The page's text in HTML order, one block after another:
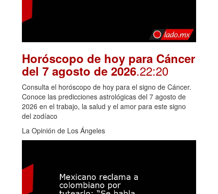
Horóscopo de hoy para Cáncer
del 7 agosto de 2026.22:20
Consulta el horóscopo de hoy para el signo de Cáncer.
Conoce las predicciones astrológicas del 7 agosto de
2026 en el trabajo, la salud y el amor para este signo
del zodíaco
La Opinión de Los Ángeles